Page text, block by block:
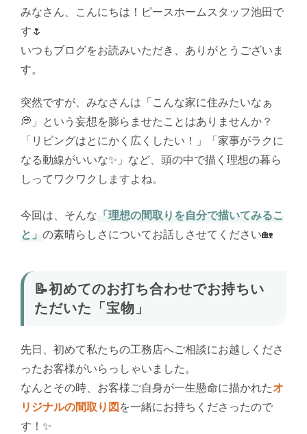
みなさん、こんにちは！ピースホームスタッフ池田で
す🌷
いつもブログをお読みいただき、ありがとうございま
す。
突然ですが、みなさんは「こんな家に住みたいなぁ
💭」という妄想を膨らませたことはありませんか？
「リビングはとにかく広くしたい！」「家事がラクに
なる動線がいいな✨」など、頭の中で描く理想の暮ら
しってワクワクしますよね。
今回は、そんな 「理想の間取りを自分で描いてみるこ
と」 の素晴らしさについてお話しさせてください🏡
📝初めてのお打ち合わせでお持ちい
ただいた「宝物」
先日、初めて私たちの工務店へご相談にお越しくださ
ったお客様がいらっしゃいました。
なんとその時、お客様ご自身が一生懸命に描かれたオ
リジナルの間取り図を一緒にお持ちくださったので
す！✨